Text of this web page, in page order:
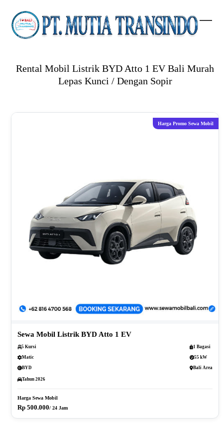
content
menu
menu
Rental Mobil Listrik BYD Atto 1 EV Bali Murah
Lepas Kunci / Dengan Sopir
Harga Promo Sewa Mobil
Sewa Mobil Listrik BYD Atto 1 EV
5 Kursi 1 Bagasi
Matic 55 kW
BYD Bali Area
Tahun 2026
Harga Sewa Mobil
Rp 500.000/ 24 Jam